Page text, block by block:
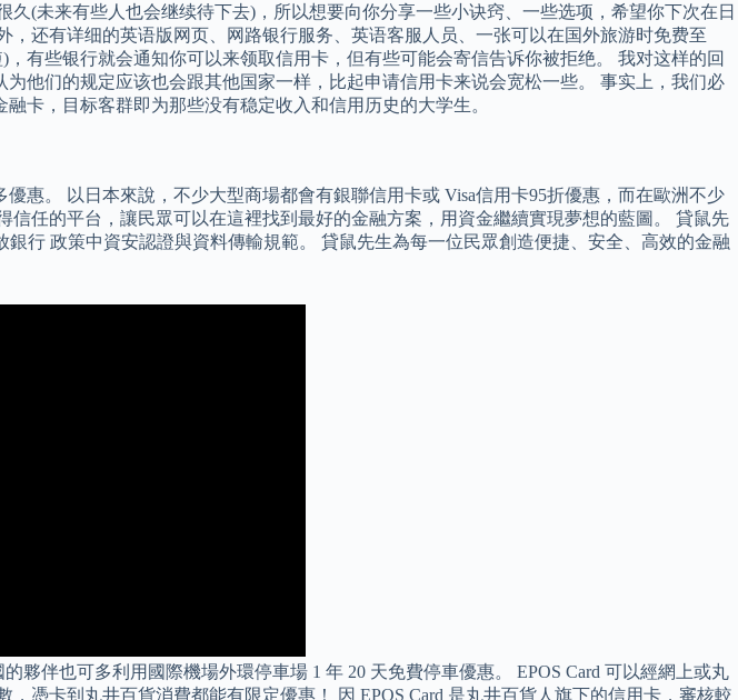
(未来有些人也会继续待下去)，所以想要向你分享一些小诀窍、一些选项，希望你下次在日
还有详细的英语版网页、网路银行服务、英语客服人员、一张可以在国外旅游时免费至
有些银行就会通知你可以来领取信用卡，但有些可能会寄信告诉你被拒绝。 我对这样的回
他们的规定应该也会跟其他国家一样，比起申请信用卡来说会宽松一些。 事实上，我们必
卡，目标客群即为那些没有稳定收入和信用历史的大学生。
惠。 以日本來說，不少大型商場都會有銀聯信用卡或 Visa信用卡95折優惠，而在歐洲不少
任的平台，讓民眾可以在這裡找到最好的金融方案，用資金繼續實現夢想的藍圖。 貸鼠先
行 政策中資安認證與資料傳輸規範。 貸鼠先生為每一位民眾創造便捷、安全、高效的金融
夥伴也可多利用國際機場外環停車場 1 年 20 天免費停車優惠。 EPOS Card 可以經網上或丸
憑卡到丸井百貨消費都能有限定優惠！ 因 EPOS Card 是丸井百貨人旗下的信用卡，審核較